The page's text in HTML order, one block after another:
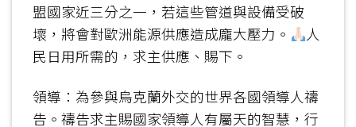
盟國家近三分之一，若這些管道與設備受破
壞，將會對歐洲能源供應造成龐大壓力。
人
民日用所需的，求主供應、賜下。
領導：為參與烏克蘭外交的世界各國領導人禱
告。禱告求主賜國家領導人有屬天的智慧，行